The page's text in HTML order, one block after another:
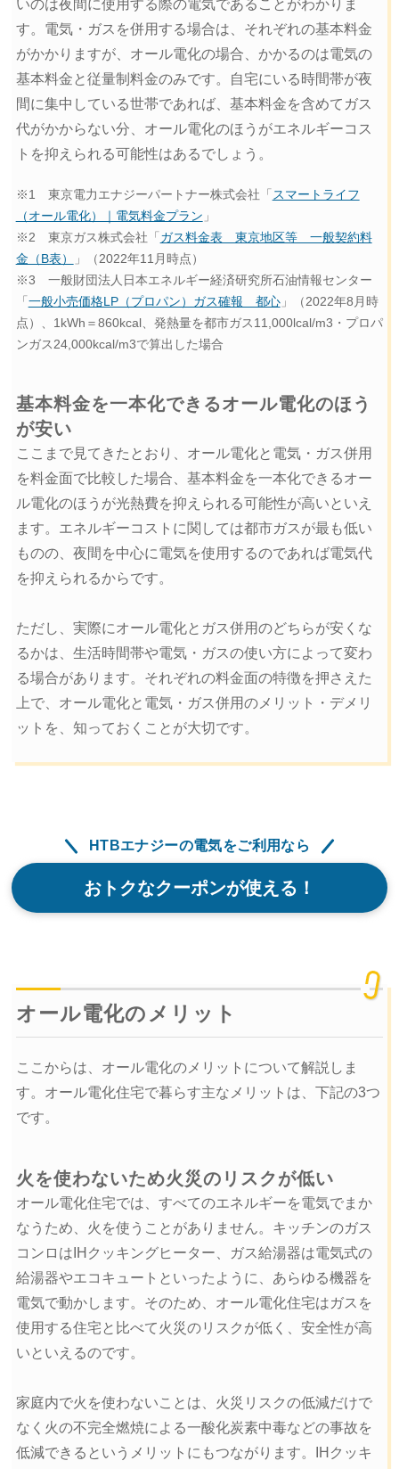
いのは夜間に使用する際の電気であることがわかりま
す。電気・ガスを併用する場合は、それぞれの基本料金
がかかりますが、オール電化の場合、かかるのは電気の
基本料金と従量制料金のみです。自宅にいる時間帯が夜
間に集中している世帯であれば、基本料金を含めてガス
代がかからない分、オール電化のほうがエネルギーコス
トを抑えられる可能性はあるでしょう。
※1 東京電力エナジーパートナー株式会社「 スマートライフ
（オール電化）｜電気料金プラン 」
※2 東京ガス株式会社「 ガス料金表 東京地区等 一般契約料
金（B表）
」（2022年11月時点）
※3 一般財団法人日本エネルギー経済研究所石油情報センター
「 一般小売価格LP（プロパン）ガス確報 都心」（2022年8月時
点）、1kWh＝860kcal、発熱量を都市ガス11,000lcal/m3・プロパ
ンガス24,000kcal/m3で算出した場合
基本料金を一本化できるオール電化のほう
が安い
ここまで見てきたとおり、オール電化と電気・ガス併用
を料金面で比較した場合、基本料金を一本化できるオー
ル電化のほうが光熱費を抑えられる可能性が高いといえ
ます。エネルギーコストに関しては都市ガスが最も低い
ものの、夜間を中心に電気を使用するのであれば電気代
を抑えられるからです。
ただし、実際にオール電化とガス併用のどちらが安くな
るかは、生活時間帯や電気・ガスの使い方によって変わ
る場合があります。それぞれの料金面の特徴を押さえた
上で、オール電化と電気・ガス併用のメリット・デメリ
ットを、知っておくことが大切です。
HTBエナジーの電気をご利用なら
おトクなクーポンが使える！
オール電化のメリット
ここからは、オール電化のメリットについて解説しま
す。オール電化住宅で暮らす主なメリットは、下記の3つ
です。
火を使わないため火災のリスクが低い
オール電化住宅では、すべてのエネルギーを電気でまか
なうため、火を使うことがありません。キッチンのガス
コンロはIHクッキングヒーター、ガス給湯器は電気式の
給湯器やエコキュートといったように、あらゆる機器を
電気で動かします。そのため、オール電化住宅はガスを
使用する住宅と比べて火災のリスクが低く、安全性が高
いといえるのです。
家庭内で火を使わないことは、火災リスクの低減だけで
なく火の不完全燃焼による一酸化炭素中毒などの事故を
低減できるというメリットにもつながります。IHクッキ